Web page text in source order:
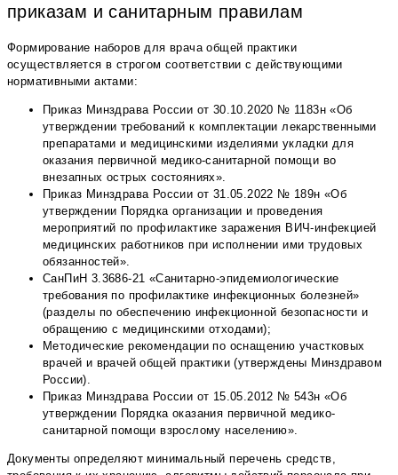
приказам и санитарным правилам
Формирование наборов для врача общей практики
осуществляется в строгом соответствии с действующими
нормативными актами:
Приказ Минздрава России от 30.10.2020 № 1183н «Об
утверждении требований к комплектации лекарственными
препаратами и медицинскими изделиями укладки для
оказания первичной медико-санитарной помощи во
внезапных острых состояниях».
Приказ Минздрава России от 31.05.2022 № 189н «Об
утверждении Порядка организации и проведения
мероприятий по профилактике заражения ВИЧ-инфекцией
медицинских работников при исполнении ими трудовых
обязанностей».
СанПиН 3.3686-21 «Санитарно-эпидемиологические
требования по профилактике инфекционных болезней»
(разделы по обеспечению инфекционной безопасности и
обращению с медицинскими отходами);
Методические рекомендации по оснащению участковых
врачей и врачей общей практики (утверждены Минздравом
России).
Приказ Минздрава России от 15.05.2012 № 543н «Об
утверждении Порядка оказания первичной медико-
санитарной помощи взрослому населению».
Документы определяют минимальный перечень средств,